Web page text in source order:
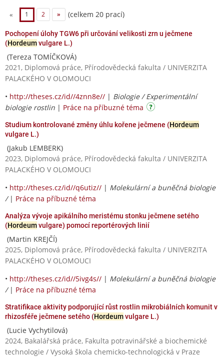
« 1 2 » (celkem 20 prací)
Pochopení úlohy TGW6 při určování velikosti zrn u ječmene
(Hordeumvulgare L.)
(Tereza TOMÍČKOVÁ)
2021, Diplomová práce, Přírodovědecká fakulta / UNIVERZITA
PALACKÉHO V OLOMOUCI
• http://theses.cz/id//4znn8e// | Biologie / Experimentální
biologie rostlin | Práce na příbuzné téma
Studium kontrolované změny úhlu kořene ječmene (Hordeum
vulgare L.)
(Jakub LEMBERK)
2023, Diplomová práce, Přírodovědecká fakulta / UNIVERZITA
PALACKÉHO V OLOMOUCI
• http://theses.cz/id//q6utiz// | Molekulární a buněčná biologie
/ | Práce na příbuzné téma
Analýza vývoje apikálního meristému stonku ječmene setého
(Hordeumvulgare) pomocí reportérových linií
(Martin KREJČÍ)
2025, Diplomová práce, Přírodovědecká fakulta / UNIVERZITA
PALACKÉHO V OLOMOUCI
• http://theses.cz/id//5ivg4s// | Molekulární a buněčná biologie
/ | Práce na příbuzné téma
Stratifikace aktivity podporující růst rostlin mikrobiálních komunit v
rhizosféře ječmene setého (Hordeumvulgare L.)
(Lucie Vychytilová)
2024, Bakalářská práce, Fakulta potravinářské a biochemické
technologie / Vysoká škola chemicko-technologická v Praze